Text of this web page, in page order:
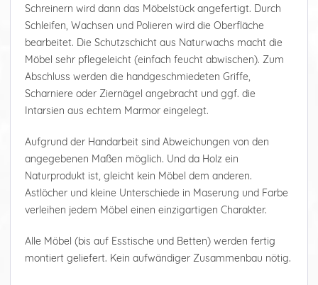
Schreinern wird dann das Möbelstück angefertigt. Durch
Schleifen, Wachsen und Polieren wird die Oberfläche
bearbeitet. Die Schutzschicht aus Naturwachs macht die
Möbel sehr pflegeleicht (einfach feucht abwischen). Zum
Abschluss werden die handgeschmiedeten Griffe,
Scharniere oder Ziernägel angebracht und ggf. die
Intarsien aus echtem Marmor eingelegt.
Aufgrund der Handarbeit sind Abweichungen von den
angegebenen Maßen möglich. Und da Holz ein
Naturprodukt ist, gleicht kein Möbel dem anderen.
Astlöcher und kleine Unterschiede in Maserung und Farbe
verleihen jedem Möbel einen einzigartigen Charakter.
Alle Möbel (bis auf Esstische und Betten) werden fertig
montiert geliefert. Kein aufwändiger Zusammenbau nötig.